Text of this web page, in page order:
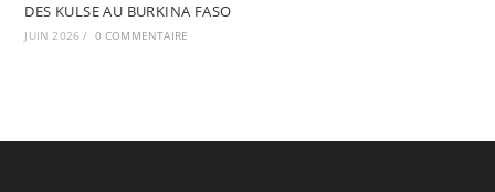
DES KULSE AU BURKINA FASO
JUIN 2026 / 0 COMMENTAIRE